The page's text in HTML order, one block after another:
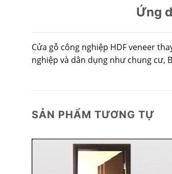
Ứng
Cửa gỗ công nghiệp HDF veneer
nghiệp và dân dụng như chung cư,
SẢN PHẨM TƯƠNG TỰ